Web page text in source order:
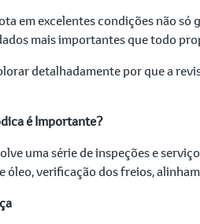
em excelentes condições não
mais importantes que todo
detalhadamente por que a
é Importante?
uma série de inspeções e
óleo, verificação dos freios,